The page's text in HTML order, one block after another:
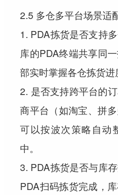
2.5 多仓多平台场景适
1. PDA拣货是否支持
库的PDA终端共享同
部实时掌握各仓拣货进
2. 是否支持跨平台的
商平台（如淘宝、拼
可以按波次策略自动
中。
3. PDA拣货是否与库
PDA扫码拣货完成，